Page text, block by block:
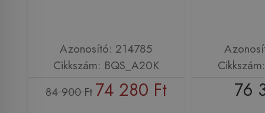
Azonosító: 214785
Cikkszám: BQS_A20K
84 900 Ft 74 280 Ft 76